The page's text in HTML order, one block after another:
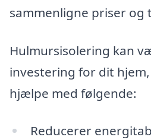
sammenligne priser og
Hulmursisolering kan
investering for dit
hjælpe med følgende:
Reducerer